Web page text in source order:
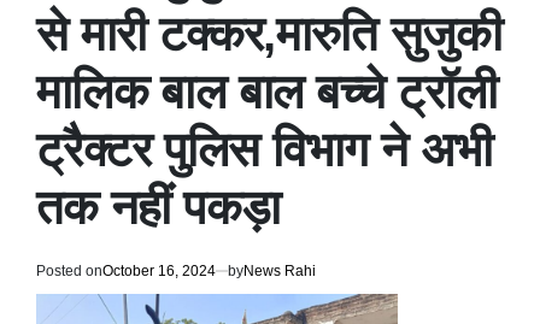
से मारी टक्कर,मारुति सुजुकी
मालिक बाल बाल बच्चे ट्रॉली
ट्रैक्टर पुलिस विभाग ने अभी
तक नहीं पकड़ा
Posted onOctober 16, 2024 byNews Rahi